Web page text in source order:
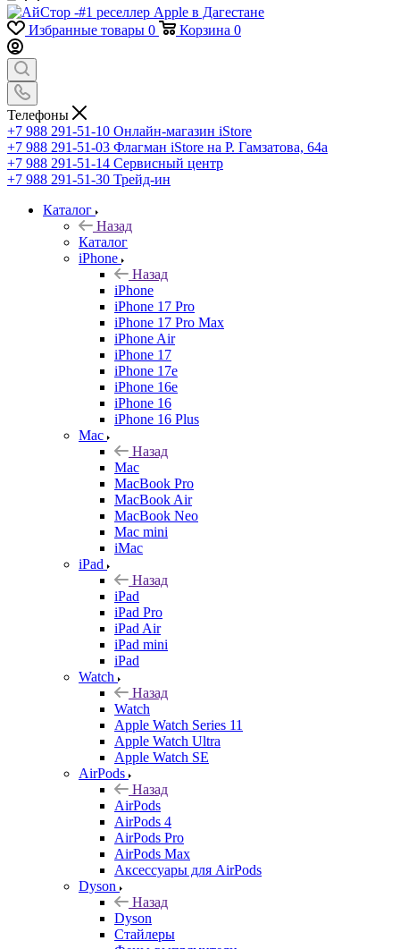
Избранные товары 0 Корзина 0
Телефоны
+7 988 291-51-10 Онлайн-магазин iStore
+7 988 291-51-03 Флагман iStore на Р. Гамзатова, 64а
+7 988 291-51-14 Сервисный центр
+7 988 291-51-30 Трейд-ин
Каталог
Назад
Каталог
iPhone
Назад
iPhone
iPhone 17 Pro
iPhone 17 Pro Max
iPhone Air
iPhone 17
iPhone 17e
iPhone 16e
iPhone 16
iPhone 16 Plus
Mac
Назад
Mac
MacBook Pro
MacBook Air
MacBook Neo
Mac mini
iMac
iPad
Назад
iPad
iPad Pro
iPad Air
iPad mini
iPad
Watch
Назад
Watch
Apple Watch Series 11
Apple Watch Ultra
Apple Watch SE
AirPods
Назад
AirPods
AirPods 4
AirPods Pro
AirPods Max
Аксессуары для AirPods
Dyson
Назад
Dyson
Стайлеры